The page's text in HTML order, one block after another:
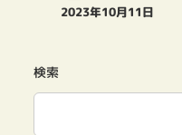
投稿日
2023年10月11日
検索